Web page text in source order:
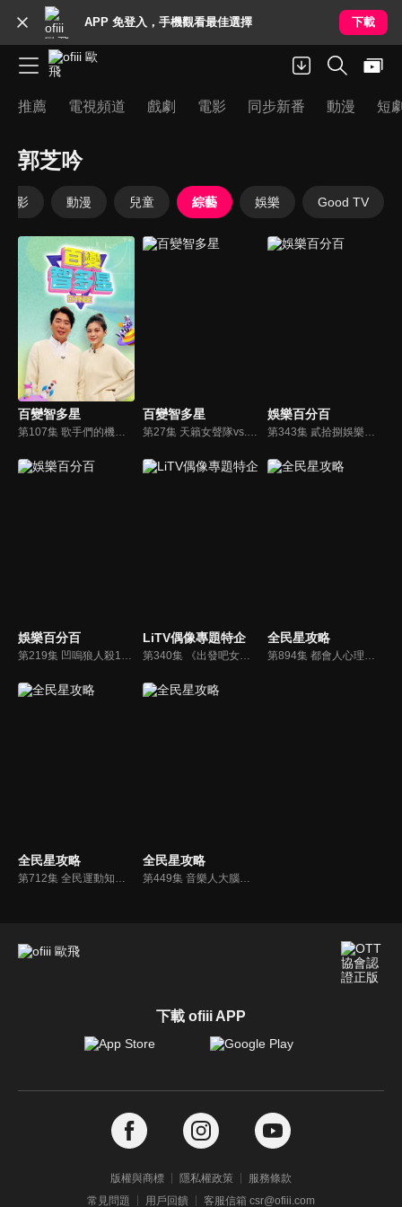
APP 免登入，手機觀看最佳選擇 下載
推薦 電視頻道 戲劇 電影 同步新番 動漫 短
郭芝吟
電影 動漫 兒童 綜藝 娛樂 Good TV
百變智多星
第107集 歌手們的機智對決
百變智多星
第27集 天籟女聲隊vs.高亢男聲隊
娛樂百分百
第343集 貳拾捌娛樂公司
娛樂百分百 LiTV偶像專題特企
第340集 《出發吧女孩》拜年小專訪
全民星攻略
全民星攻略 全民星攻略
第449集 音樂人大腦行不行
下載 ofiii APP
版權與商標 隱私權政策
服務條款
常見問題
用戶回饋 客服信箱 csr@ofiii.com